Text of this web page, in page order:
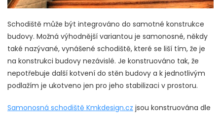
Schodiště může být integrováno do samotné konstrukce
budovy. Možná výhodnější variantou je samonosné, někdy
také nazývané, vynášené schodiště, které se liší tím, že je
na konstrukci budovy nezávislé. Je konstruováno tak, že
nepotřebuje další kotvení do stěn budovy a k jednotlivým
podlažím je ukotveno jen pro jeho stabilizaci v prostoru.
Samonosná schodiště Kmkdesign.cz jsou konstruována dle